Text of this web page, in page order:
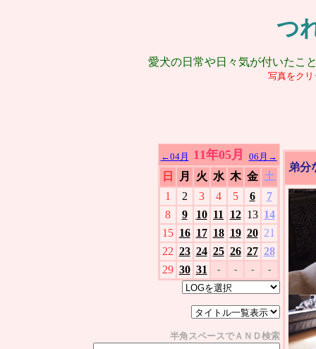
つ
愛犬の日常や日々気が付いたこ
写真をク
←04月 11年05月 06月→
日 月 火 水 木 金 土
1
2 3 4 5 6
7
8
9 10 11 12 13 14
15 16 17 18 19 20 21
22 23 24 25 26 27 28
29 30 31 - - - -
半角スペースでＡＮＤ検索
弟分